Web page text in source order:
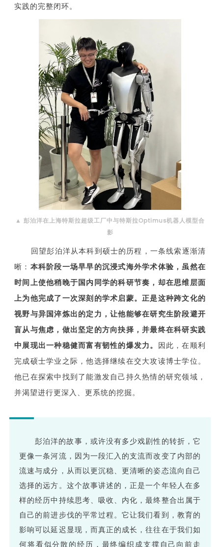
实践的完整闭环。
▲ 彭泊洋在上海特斯拉超级工厂中与特斯拉Optimus机器人模型合
影
回望彭泊洋从本科到硕士的历程，一条线索逐渐清
晰： 本科阶段一场早早的沉浸式海外学术体验，虽然在
时间上使他稍晚于国内同学的科研节奏，却在思维层面
上为他完成了一次深刻的学术启蒙。正是这种跨文化的
视野与异国淬炼出的定力，让他能够在研究生阶段避开
盲从与焦虑，做出坚定的方向抉择，并最终在科研实践
中展现出一种稳健而富有韧性的爆发力。 因此，在顺利
完成硕士学业之际，他选择继续在交大攻读博士学位。
他已在探索中找到了能激发自己持久热情的研究领域，
并渴望进行更深入、更系统的挖掘。
彭泊洋的故事，或许没有多少戏剧性的转折，它
更像一条河流，因为一段汇入的支流而改变了内部的
流速与成分，从而以更沉稳、更清晰的姿态流向自己
选择的远方。这个故事讲述的，正是一个年轻人在多
样的经历中持续思考、吸收、内化，最终整合出属于
自己的前进步伐的平常过程。它让我们看到，教育的
影响可以延迟显现，而真正的成长，往往在于我们如
何将看似分散的经历，最终编织成支撑自己向前走